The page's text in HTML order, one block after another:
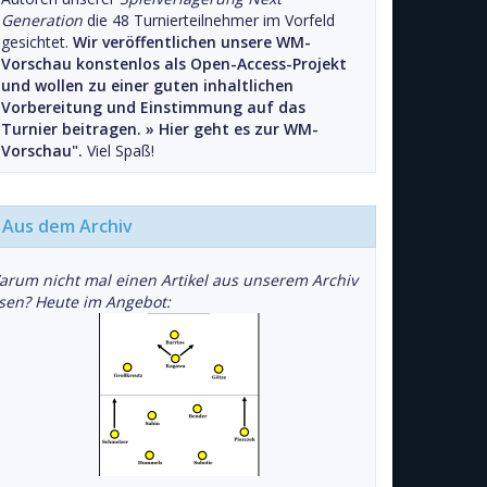
Generation die 48 Turnierteilnehmer im Vorfeld
gesichtet. Wir veröffentlichen unsere WM-
Vorschau konstenlos als Open-Access-Projekt
und wollen zu einer guten inhaltlichen
Vorbereitung und Einstimmung auf das
Turnier beitragen. » Hier geht es zur WM-
Vorschau". Viel Spaß!
Aus dem Archiv
nicht mal einen Artikel aus unserem Archiv
Heute im Angebot: